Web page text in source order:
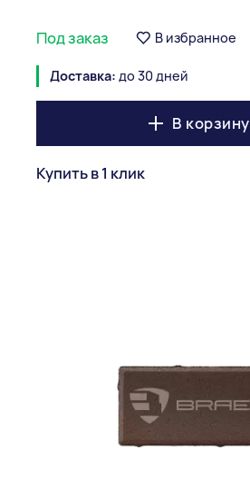
Под заказ В избранное
Доставка: до 30 дней
В корзину
Купить в 1 клик